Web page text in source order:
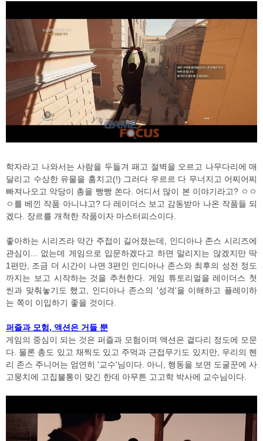
학자라고 나와서는 사람을 두들겨 패고 절벽을 오르고 나무다리에 매
달리고 수상한 유물을 훔치고(!) 그러다 우르르 다 무너지고 어찌어찌
빠져나오고 악당이 총을 빵빵 쏜다. 어디서 많이 본 이야기라고? ㅇㅇ
ㅇ를 베낀 작품 아니냐고? 다 레이더스 보고 감동받아 나온 작품들 되
겠다. 장르를 개척한 작품이자 마스터피스이다.
좋아하는 시리즈라 약간 주접이 길어졌는데, 인디아나 존스 시리즈에
관심이... 없는데 게임으로 입문하겠다고 하면 말리지는 않겠지만 딱
1편만, 조금 더 시간이 나면 3편인 인디아나 존스와 최후의 성전 정도
까지는 보고 시작하는 것을 추천한다. 게임 튜토리얼을 레이더스 첫
씬과 맞춰놓기도 했고, 인디아나 존스의 '성격'을 이해하고 플레이하
는 쪽이 이입하기 좋을 것이다.
퍼즐과 모험, 액션은 거들 뿐
게임의 중심이 되는 것은 퍼즐과 모험이며 액션은 곁다리 정도에 모문
다. 물론 총도 있고 채찍도 있고 주먹과 근접무기도 있지만, 우리의 헨
리 존스 주니어는 엄연히 '교수'님이다. 아니, 행동을 보면 도굴꾼에 사
고뭉치에 고집불통이 맞긴 한데 아무튼 고고학 박사에 교수님이다.